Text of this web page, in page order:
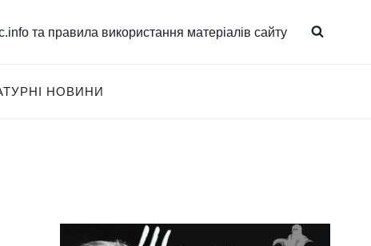
та правила використання матеріалів сайту
НОВИНИ